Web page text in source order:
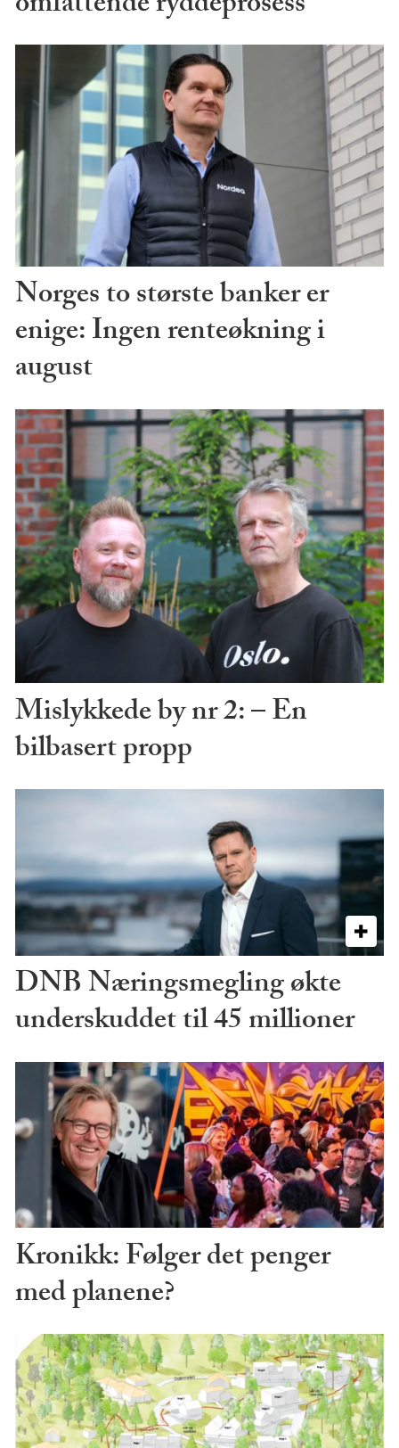
Norges to største banker er
enige: Ingen renteøkning i
august
Mislykkede by nr 2: – En
bilbasert propp
DNB Næringsmegling økte
underskuddet til 45 millioner
Kronikk: Følger det penger
med planene?